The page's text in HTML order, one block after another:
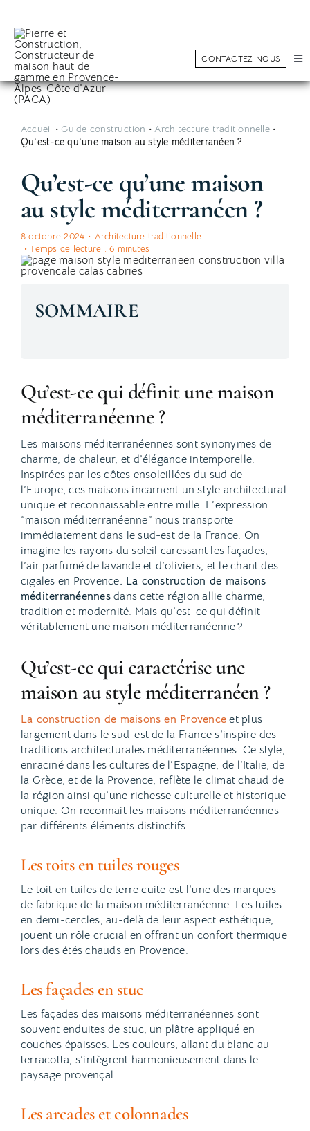
content
CONTACTEZ-NOUS
Rénovation & Extension
Réalisations
Constructeur sur mesure
Conseils
Accueil • Guide construction •Architecture traditionnelle•
Qu’est-ce qu’une maison au style méditerranéen ?
Qu’est-ce qu’une maison
au style méditerranéen ?
8 octobre 2024 • Architecture traditionnelle
• Temps de lecture : 6 minutes
SOMMAIRE
Qu’est-ce qui définit une maison
méditerranéenne ?
Les maisons méditerranéennes sont synonymes de
charme, de chaleur, et d’élégance intemporelle.
Inspirées par les côtes ensoleillées du sud de
l’Europe, ces maisons incarnent un style architectural
unique et reconnaissable entre mille. L’expression
“maison méditerranéenne” nous transporte
immédiatement dans le sud-est de la France. On
imagine les rayons du soleil caressant les façades,
l’air parfumé de lavande et d’oliviers, et le chant des
cigales en Provence. La construction de maisons
méditerranéennesdans cette région allie charme,
tradition et modernité. Mais qu’est-ce qui définit
véritablement une maison méditerranéenne ?
Qu’est-ce qui caractérise une
maison au style méditerranéen ?
La construction de maisons en Provence et plus
largement dans le sud-est de la France s’inspire des
traditions architecturales méditerranéennes. Ce style,
enraciné dans les cultures de l’Espagne, de l’Italie, de
la Grèce, et de la Provence, reflète le climat chaud de
la région ainsi qu’une richesse culturelle et historique
unique. On reconnait les maisons méditerranéennes
par différents éléments distinctifs.
Les toits en tuiles rouges
Le toit en tuiles de terre cuite est l’une des marques
de fabrique de la maison méditerranéenne. Les tuiles
en demi-cercles, au-delà de leur aspect esthétique,
jouent un rôle crucial en offrant un confort thermique
lors des étés chauds en Provence.
Les façades en stuc
Les façades des maisons méditerranéennes sont
souvent enduites de stuc, un plâtre appliqué en
couches épaisses. Les couleurs, allant du blanc au
terracotta, s’intègrent harmonieusement dans le
paysage provençal.
Les arcades et colonnades